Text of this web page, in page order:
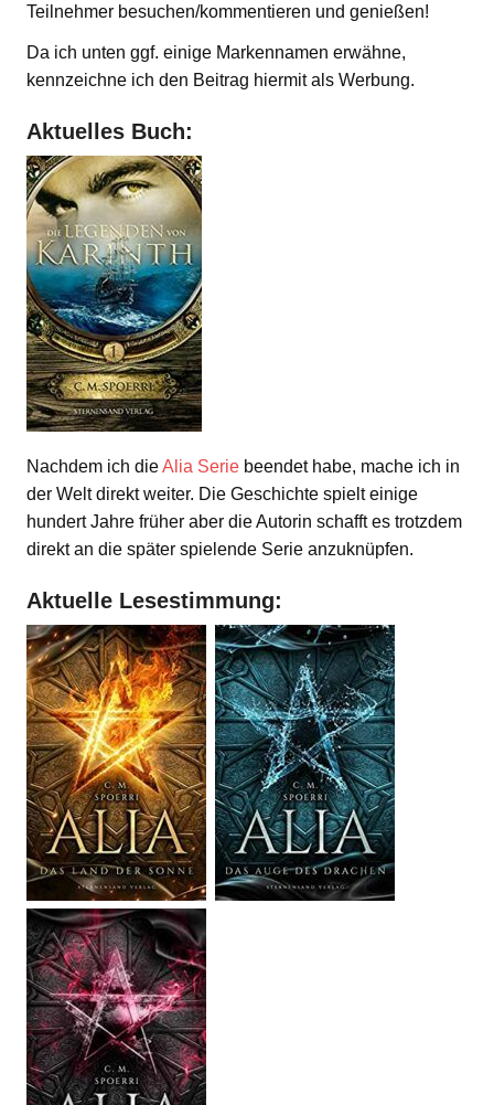
Teilnehmer besuchen/kommentieren und genießen!
Da ich unten ggf. einige Markennamen erwähne,
kennzeichne ich den Beitrag hiermit als Werbung.
Aktuelles Buch:
Nachdem ich dieAlia Serie beendet habe, mache ich in
der Welt direkt weiter. Die Geschichte spielt einige
hundert Jahre früher aber die Autorin schafft es trotzdem
direkt an die später spielende Serie anzuknüpfen.
Aktuelle Lesestimmung: